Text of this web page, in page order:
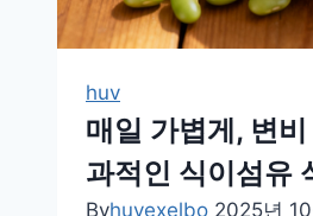
좋
은
식
사
법
huv
매일 가볍게, 변
과적인 식이섬유
Byhuvexelbo 2025년